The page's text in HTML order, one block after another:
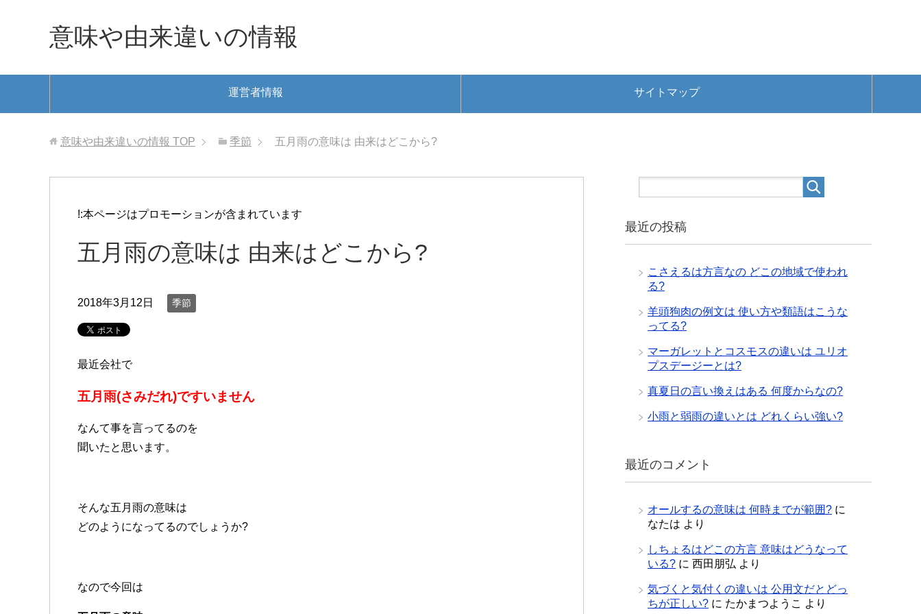
意味や由来違いの情報
運営者情報 サイトマップ
意味や由来違いの情報 TOP 季節 五月雨の意味は 由来はどこから?
!:本ページはプロモーションが含まれています
五月雨の意味は 由来はどこから?
2018年3月12日 季節
最近会社で
五月雨(さみだれ)ですいません
なんて事を言ってるのを
聞いたと思います。
そんな五月雨の意味は
どのようになってるのでしょうか?
なので今回は
最近の投稿
こさえるは方言なの どこの地域で使われ
る?
羊頭狗肉の例文は 使い方や類語はこうな
ってる?
マーガレットとコスモスの違いは ユリオ
プスデージーとは?
真夏日の言い換えはある 何度からなの?
小雨と弱雨の違いとは どれくらい強い?
最近のコメント
オールするの意味は 何時までが範囲? に
なたは より
しちょるはどこの方言 意味はどうなって
いる? に 西田朋弘 より
気づくと気付くの違いは 公用文だとどっ
ちが正しい? に たかまつようこ より